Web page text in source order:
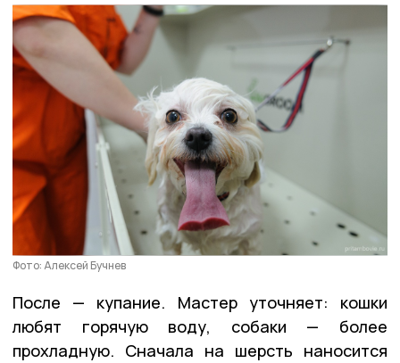
Фото: Алексей Бучнев
После — купание. Мастер уточняет: кошки
любят горячую воду, собаки — более
прохладную. Сначала на шерсть наносится